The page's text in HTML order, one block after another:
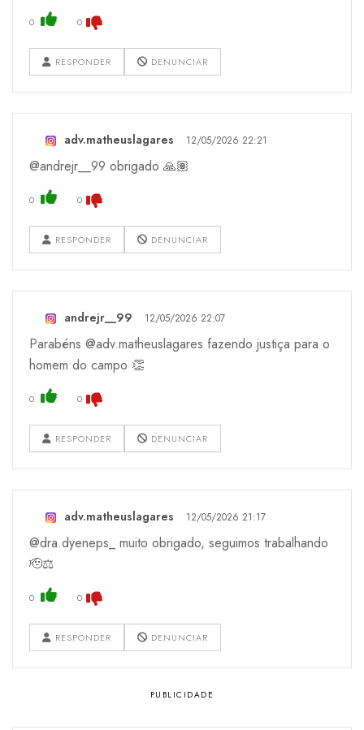
0 0
RESPONDER DENUNCIAR
adv.matheuslagares 12/05/2026 22:21
@andrejr__99 obrigado 🙏🏽
0 0
RESPONDER DENUNCIAR
andrejr__99 12/05/2026 22:07
Parabéns @adv.matheuslagares fazendo justiça para o
homem do campo 👏
0 0
RESPONDER DENUNCIAR
adv.matheuslagares 12/05/2026 21:17
@dra.dyeneps_ muito obrigado, seguimos trabalhando
🫡⚖️
0 0
RESPONDER DENUNCIAR